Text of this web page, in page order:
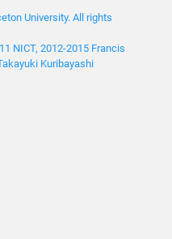
University. All rights
NICT, 2012-2015 Francis
Kuribayashi